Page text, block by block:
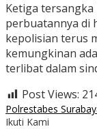
Ketiga
perbuatannya di
kepolisian terus
kemungkinan
terlibat dalam
Post Views:
Polrestabes
Ikuti Kami